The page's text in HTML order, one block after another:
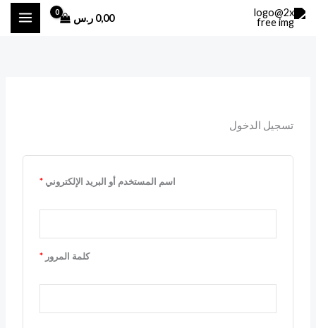
تخطي
0,00 ر.س
تسجيل الدخول
اسم المستخدم أو البريد الإلكتروني *
كلمة المرور *